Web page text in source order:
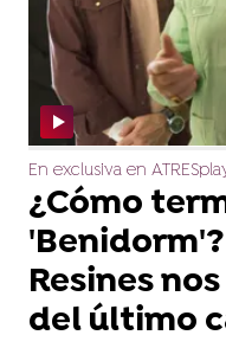
En exclusiva en
¿Cómo
Resines
del último